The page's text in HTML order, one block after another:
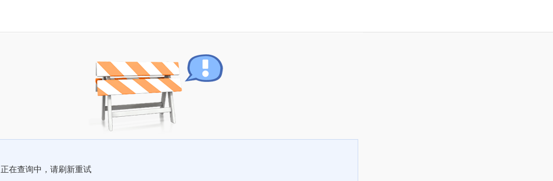
正在查询中，请刷新重试